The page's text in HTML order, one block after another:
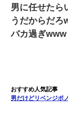
男に任せたら
うだからだろ
バカ過ぎwww
男だけどリベンジポ